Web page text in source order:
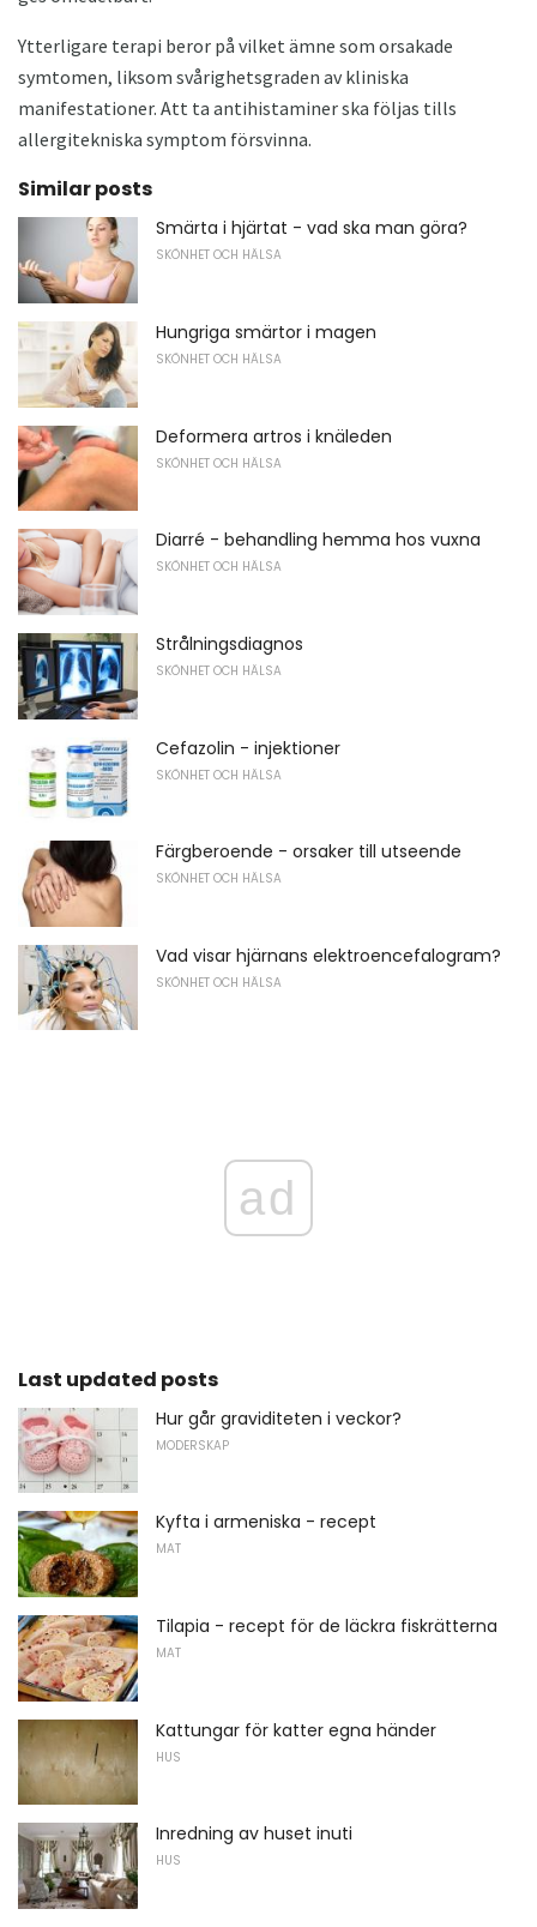
Ytterligare terapi beror på vilket ämne som orsakade
symtomen, liksom svårighetsgraden av kliniska
manifestationer. Att ta antihistaminer ska följas tills
allergitekniska symptom försvinna.
Similar posts
Smärta i hjärtat - vad ska man göra?
SKÖNHET OCH HÄLSA
Hungriga smärtor i magen
SKÖNHET OCH HÄLSA
Deformera artros i knäleden
SKÖNHET OCH HÄLSA
Diarré - behandling hemma hos vuxna
SKÖNHET OCH HÄLSA
Strålningsdiagnos
SKÖNHET OCH HÄLSA
Cefazolin - injektioner
SKÖNHET OCH HÄLSA
Färgberoende - orsaker till utseende
SKÖNHET OCH HÄLSA
Vad visar hjärnans elektroencefalogram?
SKÖNHET OCH HÄLSA
ad
Last updated posts
Hur går graviditeten i veckor?
MODERSKAP
Kyfta i armeniska - recept
MAT
Tilapia - recept för de läckra fiskrätterna
MAT
Kattungar för katter egna händer
HUS
Inredning av huset inuti
HUS